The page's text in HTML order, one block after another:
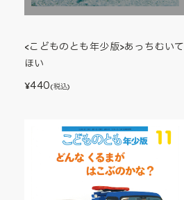
<こどものとも年少版>あっちむいて
ほい
¥440(税込)